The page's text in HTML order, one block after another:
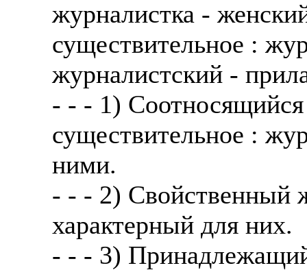
журналистка -
существительное :
журналистский -
- - - 1)
существительное :
ними.
- - - 2) Свойственный
характерный для них.
- - - 3)